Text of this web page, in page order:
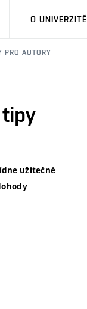
O UNIVERZITĚ
PRO AUTORY
užitečné